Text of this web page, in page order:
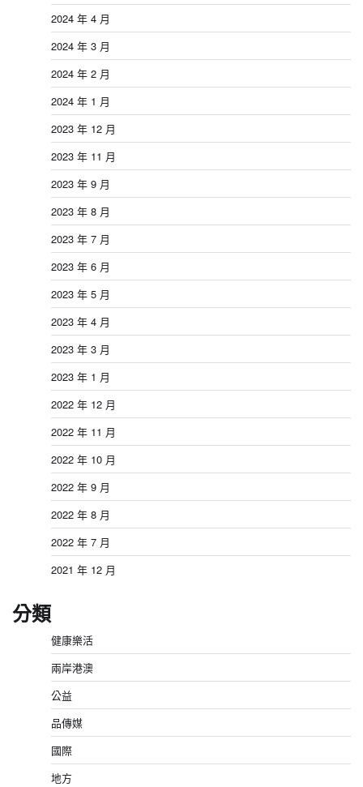
2024 年 4 月
2024 年 3 月
2024 年 2 月
2024 年 1 月
2023 年 12 月
2023 年 11 月
2023 年 9 月
2023 年 8 月
2023 年 7 月
2023 年 6 月
2023 年 5 月
2023 年 4 月
2023 年 3 月
2023 年 1 月
2022 年 12 月
2022 年 11 月
2022 年 10 月
2022 年 9 月
2022 年 8 月
2022 年 7 月
2021 年 12 月
分類
健康樂活
兩岸港澳
公益
品傳媒
國際
地方